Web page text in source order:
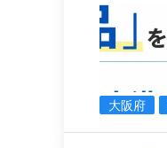
大阪府